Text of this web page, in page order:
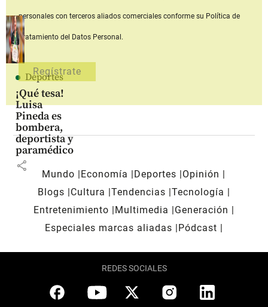
Deportes
¡Qué tesa!
Luisa
Pineda es
bombera,
deportista y
paramédico
share
personales con terceros aliados comerciales conforme su Política de
Tratamiento del Datos Personal.
Mundo Economía Deportes
Opinión
Blogs
Cultura Tendencias Tecnología
Entretenimiento
Multimedia
Generación
Especiales marcas aliadas
Pódcast
REDES SOCIALES